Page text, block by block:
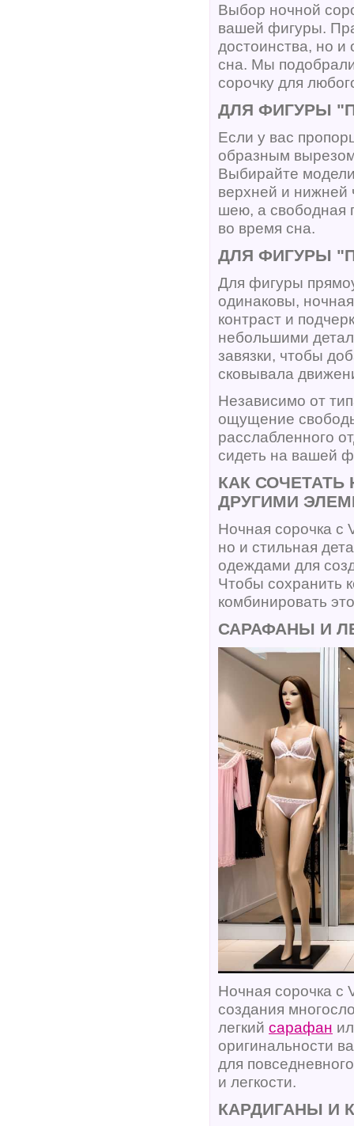
Выбор ночной
вашей фигуры.
достоинства, но и
сна. Мы
сорочку для
ДЛЯ ФИГУРЫ
Если у вас
образным
Выбирайте
верхней и нижней
шею, а свободная
во время сна.
ДЛЯ ФИГУРЫ
Для фигуры
одинаковы,
контраст и
небольшими
завязки, чтобы
сковывала
Независимо от
ощущение
расслабленного
сидеть на вашей
КАК
ДРУГИМИ
Ночная сорочка с
но и стильная
одеждами для
Чтобы сохранить
комбинировать
САРАФАНЫ И
Ночная сорочка с
создания
легкий сарафан
оригинальности
для
и легкости.
КАРДИГАНЫ И